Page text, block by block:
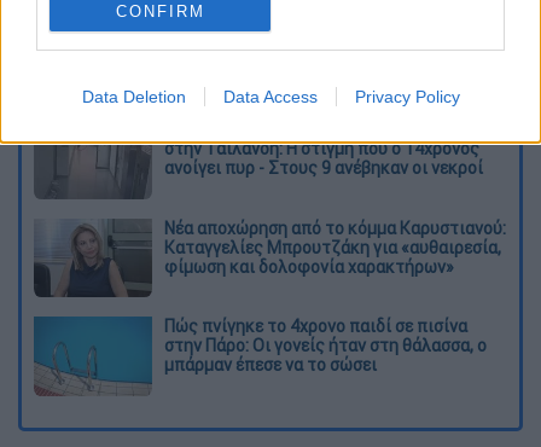
CONFIRM
Data Deletion Data Access Privacy Policy
Συνελήφθησαν δύο μέλη μαφίας στο
Παλαιό Φάληρο - Οι εκβιασμοί, οι
και «μπουλντόγκ»
στην Ταϊλάνδη: Η στιγμή που ο 14χρονος
ανοίγει πυρ - Στους 9 ανέβηκαν οι νεκροί
Νέα αποχώρηση από το κόμμα Καρυστιανού:
Καταγγελίες Μπρουτζάκη για «αυθαιρεσία,
φίμωση και δολοφονία χαρακτήρων»
Πώς πνίγηκε το 4χρονο παιδί σε πισίνα
στην Πάρο: Οι γονείς ήταν στη θάλασσα, ο
μπάρμαν έπεσε να το σώσει